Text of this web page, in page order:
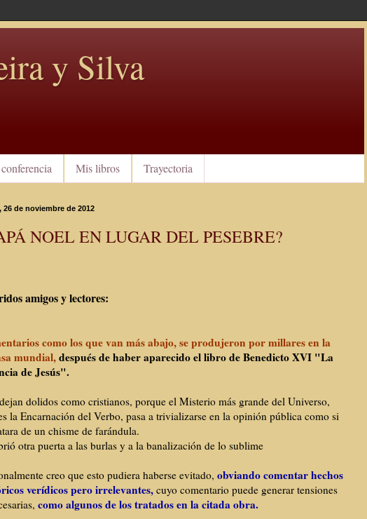
y Silva
Mis libros Trayectoria
26 de noviembre de 2012
NOEL EN LUGAR DEL PESEBRE?
amigos y lectores:
como los que van más abajo, se produjeron por millares en la
mundial,después de haber aparecido el libro de Benedicto XVI "La
de Jesús".
dolidos como cristianos, porque el Misterio más grande del Universo,
la Encarnación del Verbo, pasa a trivializarse en la opinión pública como si
de un chisme de farándula.
otra puerta a las burlas y a la banalización de lo sublime
creo que esto pudiera haberse evitado, obviando comentar hechos
verídicos pero irrelevantes, cuyo comentario puede generar tensiones
como algunos de los tratados en la citada obra.